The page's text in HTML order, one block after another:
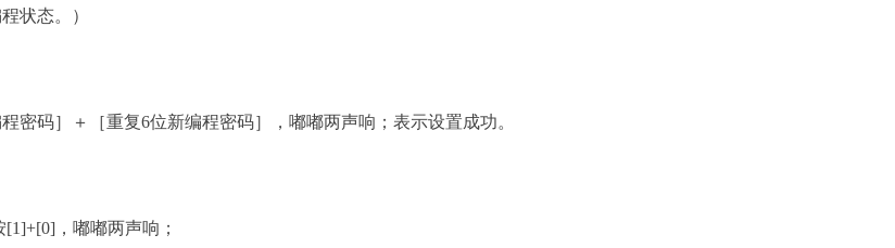
状态。）
密码］＋［重复6位新编程密码］，嘟嘟两声响；表示设置成功。
，嘟嘟两声响；